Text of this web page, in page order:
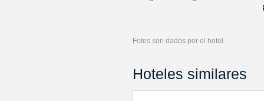
Fotos son dados por el hotel
Hoteles similares